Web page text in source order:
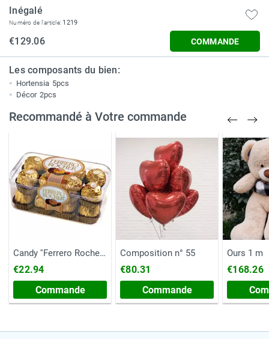
Inégalé
Numéro de l'article: 1219
€129.06 COMMANDE
Les composants du bien:
Hortensia 5pcs
Décor 2pcs
Recommandé à Votre commande
Candy ''Ferrero Rocher''
grammes)
€22.94
Commande
Composition n° 55
€80.31
Commande
Ours 1 m
€168.26